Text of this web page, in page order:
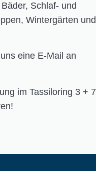
Schlaf- und
Wintergärten und
eine E-Mail an
im Tassiloring 3 + 7